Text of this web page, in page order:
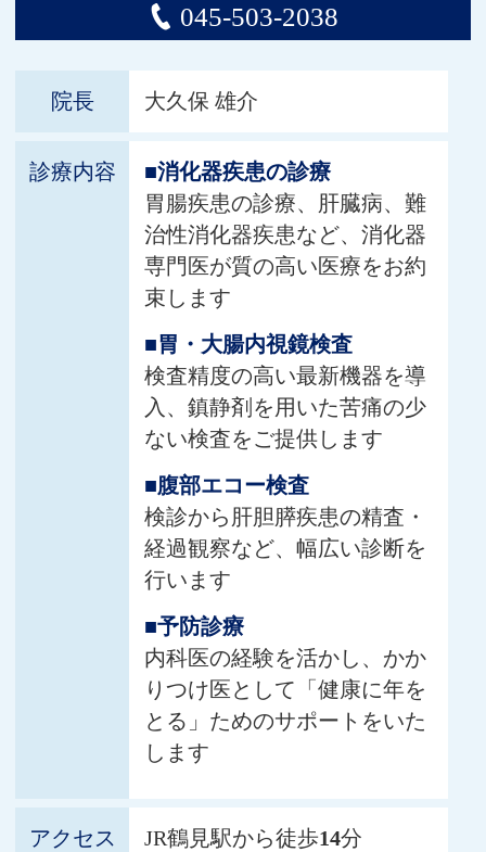
045-503-2038
院長 大久保 雄介
診療内容
■消化器疾患の診療
胃腸疾患の診療、肝臓病、難
治性消化器疾患など、消化器
専門医が質の高い医療をお約
束します
■胃・大腸内視鏡検査
検査精度の高い最新機器を導
入、鎮静剤を用いた苦痛の少
ない検査をご提供します
■腹部エコー検査
検診から肝胆膵疾患の精査・
経過観察など、幅広い診断を
行います
■予防診療
内科医の経験を活かし、かか
りつけ医として「健康に年を
とる」ためのサポートをいた
します
アクセス JR鶴見駅から徒歩14分